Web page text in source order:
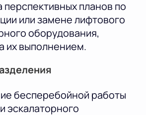
перспективных планов по
или замене лифтового
оборудования,
их выполнением.
бесперебойной работы
эскалаторного